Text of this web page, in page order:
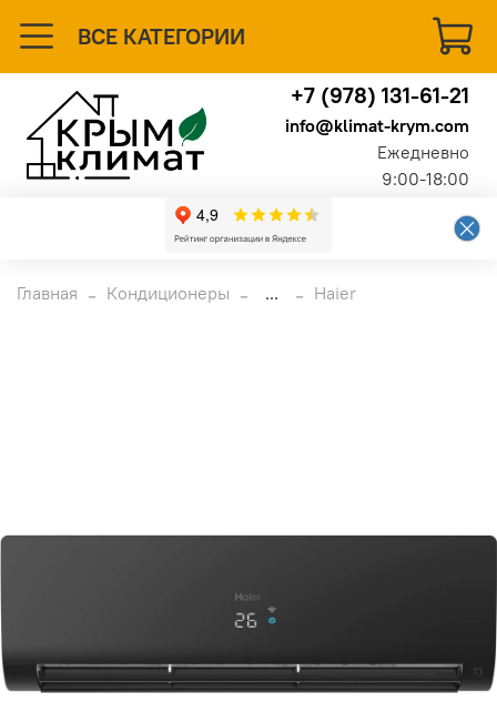
ВСЕ КАТЕГОРИИ
+7 (978) 131-61-21
info@klimat-krym.com
Ежедневно
9:00-18:00
Главная Кондиционеры ... Haier